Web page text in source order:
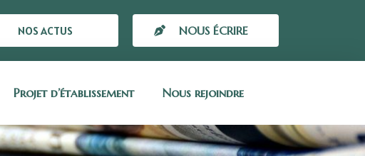
NOS ACTUS NOUS ÉCRIRE
Projet d’établissement Nous rejoindre